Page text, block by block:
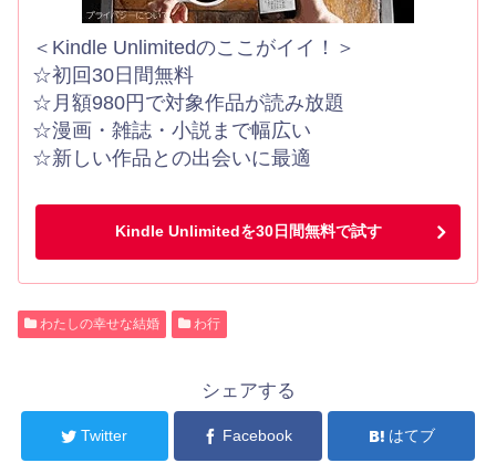
＜Kindle Unlimitedのここがイイ！＞
☆初回30日間無料
☆月額980円で対象作品が読み放題
☆漫画・雑誌・小説まで幅広い
☆新しい作品との出会いに最適
Kindle Unlimitedを30日間無料で試す
わたしの幸せな結婚 わ行
シェアする
Twitter Facebook はてブ